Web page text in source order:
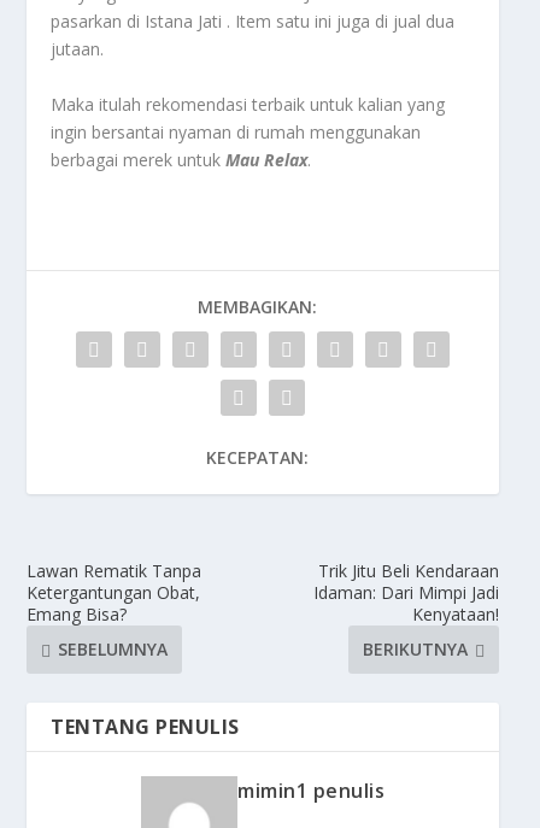
pasarkan di Istana Jati . Item satu ini juga di jual dua
jutaan.
Maka itulah rekomendasi terbaik untuk kalian yang
ingin bersantai nyaman di rumah menggunakan
berbagai merek untukMau Relax.
MEMBAGIKAN:
KECEPATAN:
Lawan Rematik Tanpa
Ketergantungan Obat,
Emang Bisa?
SEBELUMNYA
Trik Jitu Beli Kendaraan
Idaman: Dari Mimpi Jadi
Kenyataan!
BERIKUTNYA
TENTANG PENULIS
mimin1 penulis